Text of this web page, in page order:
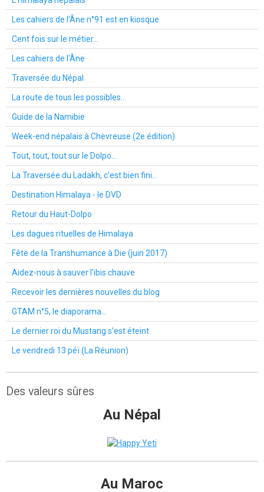
Les cahiers de l'Âne n°91 est en kiosque
Cent fois sur le métier...
Les cahiers de l'Âne
Traversée du Népal
La route de tous les possibles...
Guide de la Namibie
Week-end népalais à Chevreuse (2e édition)
Tout, tout, tout sur le Dolpo...
La Traversée du Ladakh, c'est bien fini...
Destination Himalaya - le DVD
Retour du Haut-Dolpo
Les dagues rituelles de Himalaya
Fête de la Transhumance à Die (juin 2017)
Aidez-nous à sauver l'ibis chauve
Recevoir les dernières nouvelles du blog
GTAM n°5, le diaporama...
Le dernier roi du Mustang s'est éteint
Le vendredi 13 péï (La Réunion)
Des valeurs sûres
Au Népal
Au Maroc